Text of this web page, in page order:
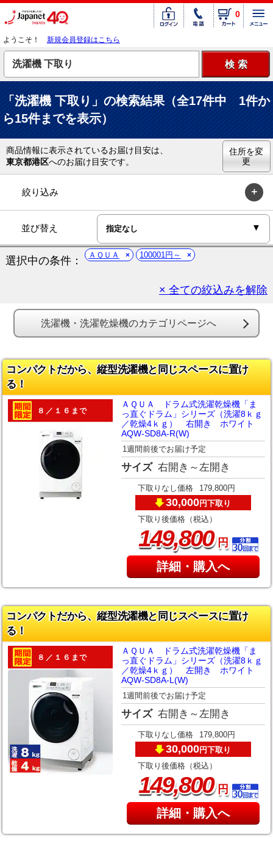
0
ようこそ！ 新規会員登録はこちら
「洗濯機 下取り」の検索結果（全17件中 1件か
ら15件までを表示）
商品情報に表示されているお届け目安は、
東京都港区へのお届け目安です。
住所を変
更
絞り込み
並び替え
選択中の条件： ＡＱＵＡ 100001円～
× 全ての絞込みを解除
洗濯機・洗濯乾燥機のカテゴリページへ
コンパクトだから、縦型洗濯機と同じスペースに置け
る！
８／１６まで
ＡＱＵＡ ドラム式洗濯乾燥機「ま
っ直ぐドラム」シリーズ（洗濯8ｋｇ
／乾燥4ｋｇ） 右開き ホワイト
AQW-SD8A-R(W)
1週間前後でお届け予定
サイズ 右開き～左開き
下取りなし価格 179,800円
30,000円下取り
下取り後価格（税込）
149,800円
詳細・購入へ
コンパクトだから、縦型洗濯機と同じスペースに置け
る！
８／１６まで
ＡＱＵＡ ドラム式洗濯乾燥機「ま
っ直ぐドラム」シリーズ（洗濯8ｋｇ
／乾燥4ｋｇ） 左開き ホワイト
AQW-SD8A-L(W)
1週間前後でお届け予定
サイズ 右開き～左開き
下取りなし価格 179,800円
30,000円下取り
下取り後価格（税込）
149,800円
詳細・購入へ